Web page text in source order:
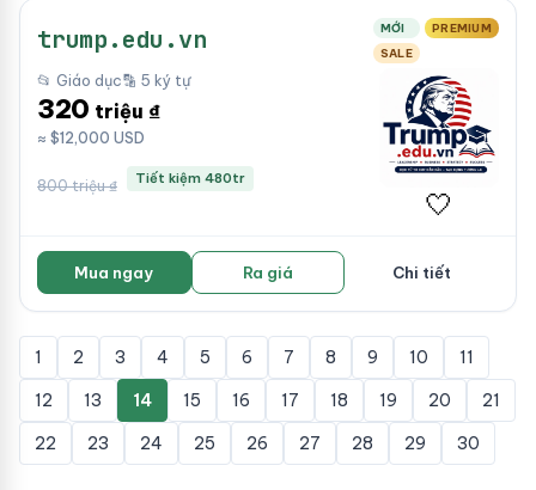
trump.edu.vn MỚI
PREMIUM
SALE
📂 Giáo dục🔡 5 ký tự
320 triệu ₫
≈ $12,000 USD
800 triệu ₫ Tiết kiệm 480tr
🤍
Mua ngay Ra giá Chi tiết
1 2 3 4 5 6 7 8 9 10
11
12
13 14 15 16 17 18 19 20
21
22
23 24 25 26 27 28 29 30